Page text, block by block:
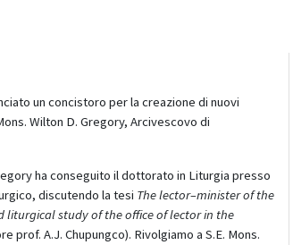
un concistoro per la creazione di nuovi
Wilton D. Gregory, Arcivescovo di
ha conseguito il dottorato in Liturgia presso
discutendo la tesi The lector–minister of the
liturgical study of the office of lector in the
prof. A.J. Chupungco). Rivolgiamo a S.E. Mons.